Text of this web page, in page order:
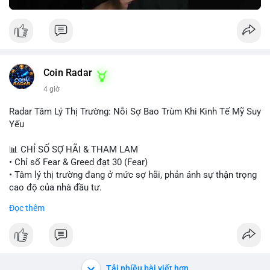
#vlikemarketindex42
Coin Radar
4 giờ
Radar Tâm Lý Thị Trường: Nỗi Sợ Bao Trùm Khi Kinh Tế Mỹ Suy
Yếu
📊 CHỈ SỐ SỢ HÃI & THAM LAM
• Chỉ số Fear & Greed đạt 30 (Fear)
• Tâm lý thị trường đang ở mức sợ hãi, phản ánh sự thận trọng
cao độ của nhà đầu tư.
📈 XU HƯỚNG TÌM KIẾM & THẢO LUẬN
CASHCAT, CRO.
Chainlink, Litecoin.
Đọc thêm